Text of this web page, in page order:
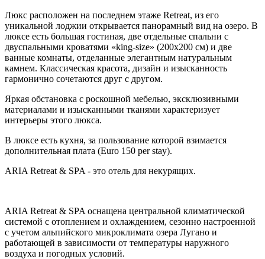
Люкс расположен на последнем этаже Retreat, из его
уникальной лоджии открывается панорамный вид на озеро. В
люксе есть большая гостиная, две отдельные спальни с
двуспальными кроватями «king-size» (200x200 см) и две
ванные комнаты, отделанные элегантным натуральным
камнем. Классическая красота, дизайн и изысканность
гармонично сочетаются друг с другом.
Яркая обстановка с роскошной мебелью, эксклюзивными
материалами и изысканными тканями характеризует
интерьеры этого люкса.
В люксе есть кухня, за пользование которой взимается
дополнительная плата (Euro 150 per stay).
ARIA Retreat & SPA - это отель для некурящих.
ARIA Retreat & SPA оснащена центральной климатической
системой с отоплением и охлаждением, сезонно настроенной
с учетом альпийского микроклимата озера Лугано и
работающей в зависимости от температуры наружного
воздуха и погодных условий.